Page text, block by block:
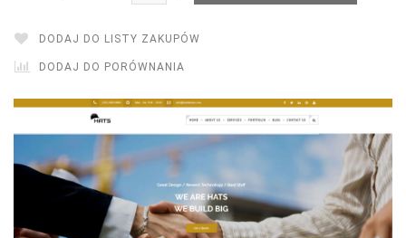
DODAJ DO LISTY ZAKUPÓW
DODAJ DO PORÓWNANIA